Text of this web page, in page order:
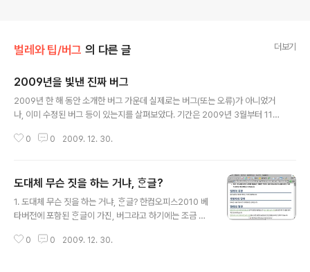
벌레와 팁/버그 의 다른 글 더보기
2009년을 빛낸 진짜 버그
2009년 한 해 동안 소개한 버그 가운데 실제로는 버그(또는 오류)가 아니었거
나, 이미 수정된 버그 등이 있는지를 살펴보았다. 기간은 2009년 3월부터 11
링노트 : 문자 인코딩 관련 사항 : 관점에 따라 버그일 수도 있고 아닐 수도 있다.
의 옵션 가리기 벌레 : 개발자에게 전달하겠다는 답변을 받았다. 아직 고쳐지지
않았다. 2009/11/02 한/글/ 2007에서 나타난 구결 표기 오류 2 : 이 사항은
버그가 아니다. 내가 잘못 알았다. 2009/..
0 0 2009. 12. 30.
도대체 무슨 짓을 하는 거냐, ᄒᆞᆫ글?
1. 도대체 무슨 짓을 하는 거냐, ᄒᆞᆫ글? 한컴오피스2010 베
타버전에 포함된 ᄒᆞᆫ글이 가진, 버그라고 하기에는 조금 그
L은 구조적 문서이거든요. ᄒᆞᆫ글 씨! 여보세요! HTML은 구
0 0 2009. 12. 30.